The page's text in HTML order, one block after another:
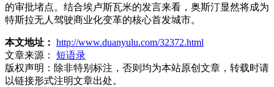
的审批堵点。结合埃卢斯瓦米的发言来看，奥斯汀显然将成为
特斯拉无人驾驶商业化变革的核心首发城市。
本文地址： http://www.duanyulu.com/32372.html
文章来源：
短语录
版权声明： 除非特别标注，否则均为本站原创文章，转载时请
以链接形式注明文章出处。